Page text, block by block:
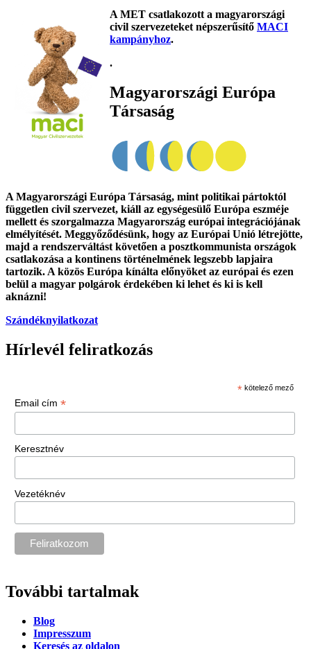
A MET csatlakozott a magyarországi
civil szervezeteket népszerűsítő MACI
kampányhoz.
.
Magyarországi Európa
Társaság
A Magyarországi Európa Társaság, mint politikai pártoktól
független civil szervezet, kiáll az egységesülő Európa eszméje
mellett és szorgalmazza Magyarország európai integrációjának
elmélyítését. Meggyőződésünk, hogy az Európai Unió létrejötte,
majd a rendszerváltást követően a posztkommunista országok
csatlakozása a kontinens történelmének legszebb lapjaira
tartozik. A közös Európa kínálta előnyöket az európai és ezen
belül a magyar polgárok érdekében ki lehet és ki is kell
aknázni!
Szándéknyilatkozat
Hírlevél feliratkozás
* kötelező mező
Email cím *
Keresztnév
Vezetéknév
További tartalmak
Blog
Impresszum
Keresés az oldalon